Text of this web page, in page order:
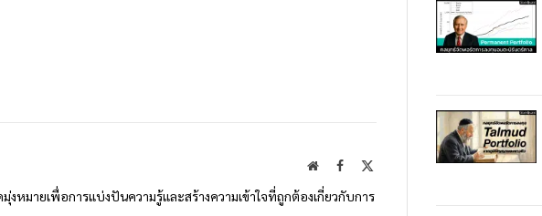
WebsiteFacebook
งหมายเพื่อการแบ่งปันความรู้และสร้างความเข้าใจที่ถูกต้องเกี่ยวกับการ